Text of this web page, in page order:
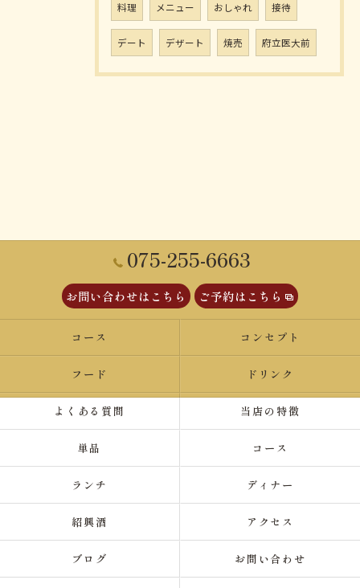
料理 メニュー おしゃれ 接待
デート デザート 焼売 府立医大前
075-255-6663
お問い合わせはこちら ご予約はこちら
コース コンセプト
フード ドリンク
よくある質問 当店の特徴
単品 コース
ランチ ディナー
紹興酒 アクセス
ブログ お問い合わせ